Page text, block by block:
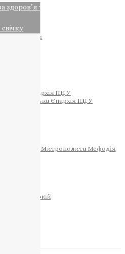
України
Єпархія ПЦУ
Єпархія ПЦУ
Митрополита Мефодія
та за упокій
здоров’я та за